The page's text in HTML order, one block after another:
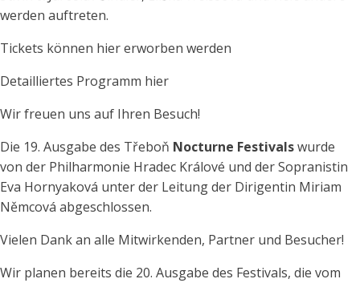
werden auftreten.
Tickets können hier erworben werden
Detailliertes Programm hier
Wir freuen uns auf Ihren Besuch!
Die 19. Ausgabe des Třeboň Nocturne Festivalswurde
von der Philharmonie Hradec Králové und der Sopranistin
Eva Hornyaková unter der Leitung der Dirigentin Miriam
Němcová abgeschlossen.
Vielen Dank an alle Mitwirkenden, Partner und Besucher!
Wir planen bereits die 20. Ausgabe des Festivals, die vom